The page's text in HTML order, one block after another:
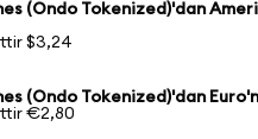
(Ondo Tokenized)'dan
$3,24
(Ondo Tokenized)'dan
€2,80